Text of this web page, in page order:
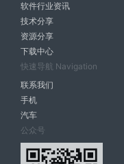
软件行业资讯
技术分享
资源分享
下载中心
快速导航 Navigation
联系我们
手机
汽车
公众号